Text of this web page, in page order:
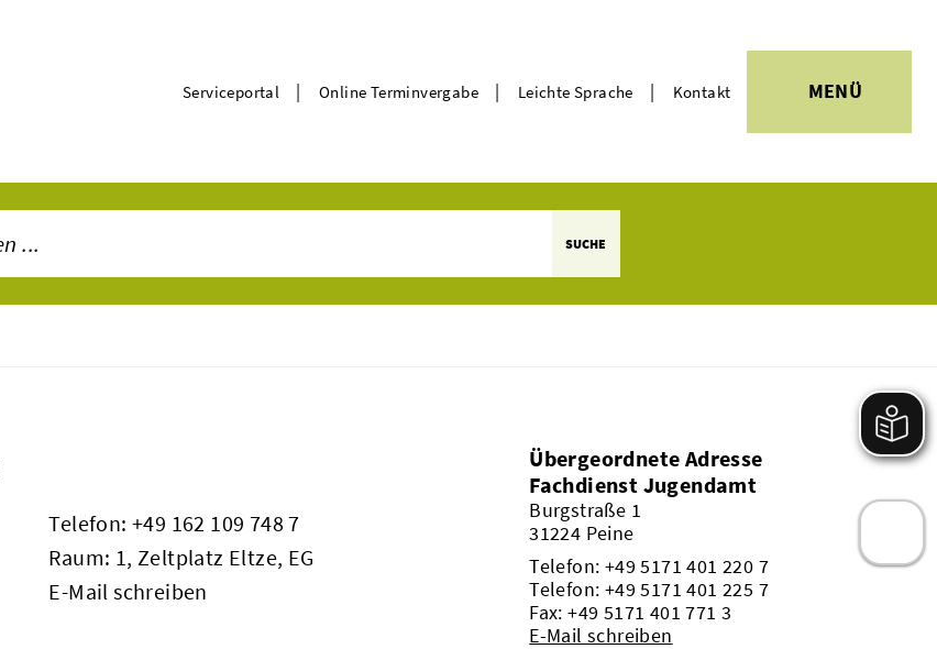
Serviceportal | Online Terminvergabe | Leichte Sprache | Kontakt MENÜ
SUCHE
Telefon: +49 162 109 748 7
Raum: 1, Zeltplatz Eltze, EG
E-Mail schreiben
Übergeordnete Adresse
Fachdienst Jugendamt
Burgstraße 1
31224 Peine
Telefon: +49 5171 401 220 7
Telefon: +49 5171 401 225 7
Fax: +49 5171 401 771 3
E-Mail schreiben